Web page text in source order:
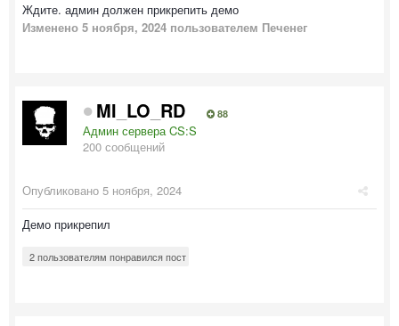
Ждите. админ должен прикрепить демо
Изменено 5 ноября, 2024 пользователем Печенег
MI_LO_RD 88
Админ сервера CS:S
200 сообщений
Опубликовано 5 ноября, 2024
Демо прикрепил
2 пользователям понравился пост